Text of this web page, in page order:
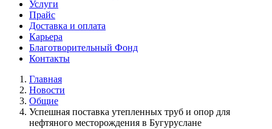
Услуги
Прайс
Доставка и оплата
Карьера
Благотворительный Фонд
Контакты
Главная
Новости
Общие
Успешная поставка утепленных труб и опор для
нефтяного месторождения в Бугуруслане